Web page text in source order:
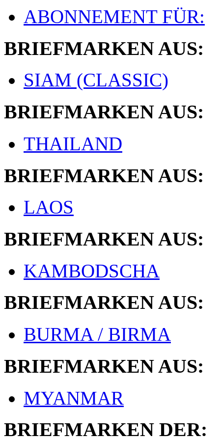
ABONNEMENT FÜR:
BRIEFMARKEN AUS:
SIAM (CLASSIC)
BRIEFMARKEN AUS:
THAILAND
BRIEFMARKEN AUS:
LAOS
BRIEFMARKEN AUS:
KAMBODSCHA
BRIEFMARKEN AUS:
BURMA / BIRMA
BRIEFMARKEN AUS:
MYANMAR
BRIEFMARKEN DER: